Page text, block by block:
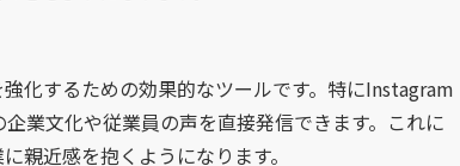
化するための効果的なツールです。特にInstagram
業文化や従業員の声を直接発信できます。これに
親近感を抱くようになります。